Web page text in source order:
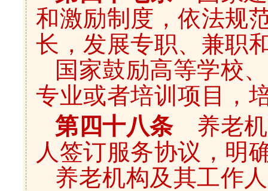
和激励制度，依法规
长，发展专职、兼职
国家鼓励高等学校
专业或者培训项目，
第四十八条养老机
人签订服务协议，明
养老机构及其工作